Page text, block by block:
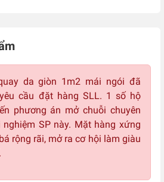
da giòn 1m2 mái ngói đã
cầu đặt hàng SLL. 1 số hộ
phương án mở chuỗi chuyên
SP này. Mặt hàng xứng
rộng rãi, mở ra cơ hội làm giàu